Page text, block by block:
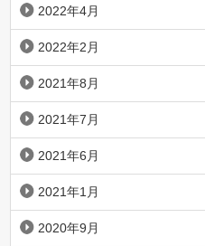
2022年4月
2022年2月
2021年8月
2021年7月
2021年6月
2021年1月
2020年9月